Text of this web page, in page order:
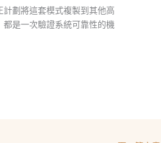
劃將這套模式複製到其他高
是一次驗證系統可靠性的機